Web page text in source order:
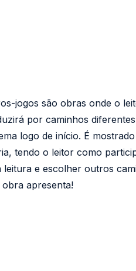
jogos são obras onde o
por caminhos
logo de início. É
tendo o leitor como
e escolher outros
obra apresenta!